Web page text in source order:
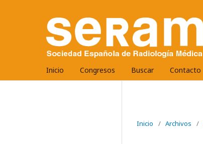
Inicio Congresos Buscar Contacto
Inicio / Archivos /